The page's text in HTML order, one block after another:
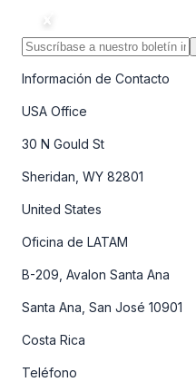
Información de Contacto
USA Office
30 N Gould St
Sheridan, WY 82801
United States
Oficina de LATAM
B-209, Avalon Santa Ana
Santa Ana, San José 10901
Costa Rica
Teléfono